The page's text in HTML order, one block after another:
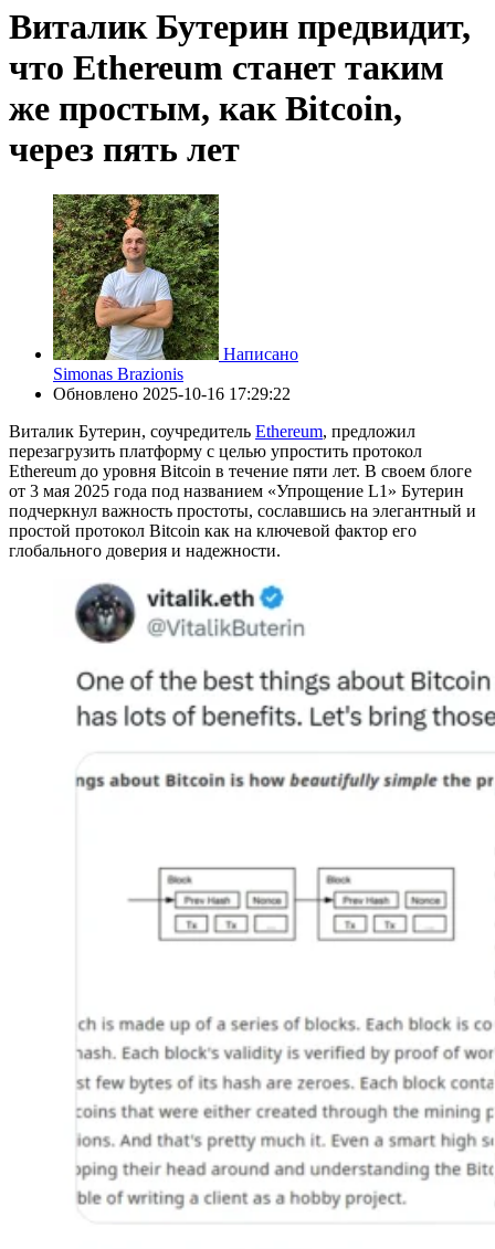
Виталик Бутерин предвидит,
что Ethereum станет таким
же простым, как Bitcoin,
через пять лет
Написано
Simonas Brazionis
Обновлено 2025-10-16 17:29:22
Виталик Бутерин, соучредитель Ethereum, предложил
перезагрузить платформу с целью упростить протокол
Ethereum до уровня Bitcoin в течение пяти лет. В своем блоге
от 3 мая 2025 года под названием «Упрощение L1» Бутерин
подчеркнул важность простоты, сославшись на элегантный и
простой протокол Bitcoin как на ключевой фактор его
глобального доверия и надежности.